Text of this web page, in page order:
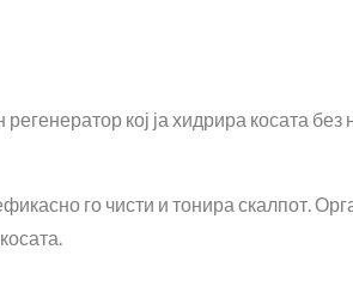
кој ја хидрира косата
го чисти и тонира скалпот.